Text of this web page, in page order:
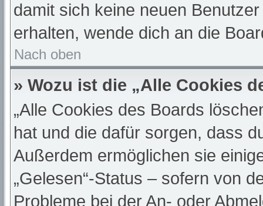
damit sich keine neuen
erhalten, wende dich an die
Nach oben
» Wozu ist die „Alle Cookies
„Alle Cookies des Boards
hat und die dafür sorgen, dass
Außerdem ermöglichen sie
„Gelesen“-Status – sofern von
Probleme bei der An- oder